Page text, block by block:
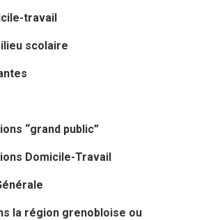
travail
scolaire
“grand public”
Domicile-Travail
la région grenobloise ou